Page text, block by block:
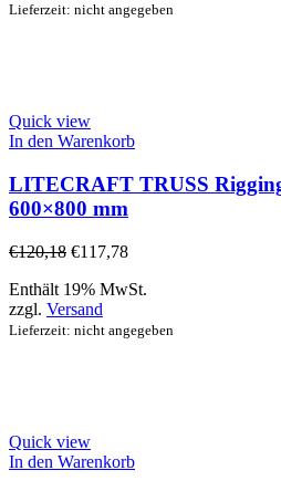
Lieferzeit: nicht angegeben
Quick view
In den Warenkorb
LITECRAFT TRUSS
600×800 mm
€120,18 €117,78
Enthält 19% MwSt.
zzgl. Versand
Lieferzeit: nicht angegeben
Quick view
In den Warenkorb